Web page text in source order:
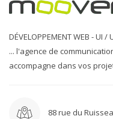
DÉVELOPPEMENT WEB - UI /
... l'agence de
accompagne dans vos
88 rue du